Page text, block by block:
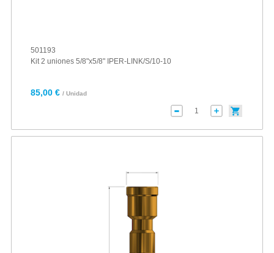
501193
Kit 2 uniones 5/8"x5/8" IPER-LINK/S/10-10
85,00 € / Unidad